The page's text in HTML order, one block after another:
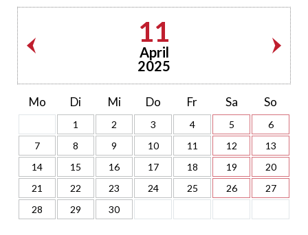
11
April
2025
Mo Di Mi Do Fr Sa So
1 2 3 4 5
6
7
8 9 10 11 12
13
14
15 16 17 18 19
20
21
22 23 24 25 26
27
28
29 30